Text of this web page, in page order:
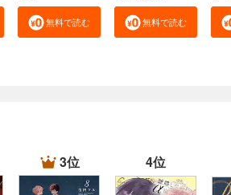
無料で読む 無料で読む
3位 4位